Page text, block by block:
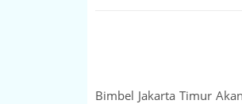
Bimbel Jakarta Timur